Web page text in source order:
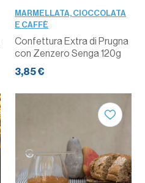
MARMELLATA, CIOCCOLATA
E CAFFÈ
Confettura Extra di Prugna
con Zenzero Senga 120g
3,85 €
QUANTITÀ